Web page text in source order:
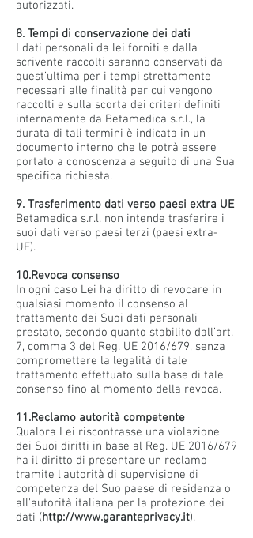
autorizzati.
8. Tempi di conservazione dei dati
I dati personali da lei forniti e dalla
scrivente raccolti saranno conservati da
quest’ultima per i tempi strettamente
necessari alle finalità per cui vengono
raccolti e sulla scorta dei criteri definiti
internamente da Betamedica s.r.l., la
durata di tali termini è indicata in un
documento interno che le potrà essere
portato a conoscenza a seguito di una Sua
specifica richiesta.
9. Trasferimento dati verso paesi extra UE
Betamedica s.r.l. non intende trasferire i
suoi dati verso paesi terzi (paesi extra-
UE).
10.Revoca consenso
In ogni caso Lei ha diritto di revocare in
qualsiasi momento il consenso al
trattamento dei Suoi dati personali
prestato, secondo quanto stabilito dall’art.
7, comma 3 del Reg. UE 2016/679, senza
compromettere la legalità di tale
trattamento effettuato sulla base di tale
consenso fino al momento della revoca.
11.Reclamo autorità competente
Qualora Lei riscontrasse una violazione
dei Suoi diritti in base al Reg. UE 2016/679
ha il diritto di presentare un reclamo
tramite l’autorità di supervisione di
competenza del Suo paese di residenza o
all'autorità italiana per la protezione dei
dati (http://www.garanteprivacy.it).